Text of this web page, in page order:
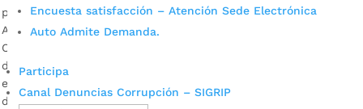
Encuesta satisfacción – Atención Sede Electrónica
Auto Admite Demanda.
Participa
Canal Denuncias Corrupción – SIGRIP
por Alcaldía de Bucaramanga |Ene 3, 2023| Noticias
Así lo confirmó el alcalde de Bucaramanga, Juan Carlos
Cárdenas Rey, tras el primer Consejo de Seguridad del 2023
donde se expusieron los resultados de Navidad, Año Nuevo,
el balance del 2022, los planes de seguridad para el 'Puente
de Reyes´ y el ‘Plan Retorno’ el...